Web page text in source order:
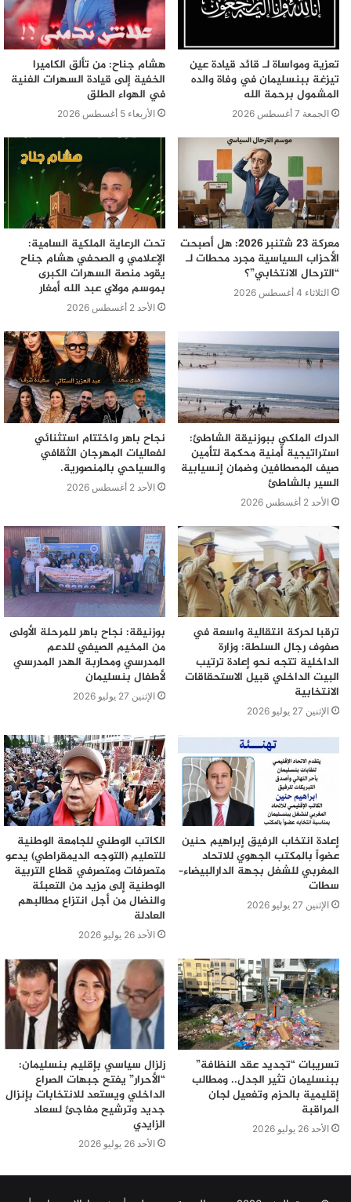
تعزية ومواساة لـ قائد قيادة عين
تيزغة ببنسليمان في وفاة والده
المشمول برحمة الله
الجمعة 7 أغسطس 2026
هشام جناح: من تألق الكاميرا
الخفية إلى قيادة السهرات الفنية
في الهواء الطلق
الأربعاء 5 أغسطس 2026
معركة 23 شتنبر 2026: هل أصبحت
الأحزاب السياسية مجرد محطات لـ
“الترحال الانتخابي”؟
الثلاثاء 4 أغسطس 2026
تحت الرعاية الملكية السامية:
الإعلامي و الصحفي هشام جناح
يقود منصة السهرات الكبرى
بموسم مولاي عبد الله أمغار
الأحد 2 أغسطس 2026
الدرك الملكي ببوزنيقة الشاطئ:
استراتيجية أمنية محكمة لتأمين
صيف المصطافين وضمان إنسيابية
السير بالشاطئ
الأحد 2 أغسطس 2026
نجاح باهر واختتام استثنائي
لفعاليات المهرجان الثقافي
والسياحي بالمنصورية.
الأحد 2 أغسطس 2026
ترقبا لحركة انتقالية واسعة في
صفوف رجال السلطة: وزارة
الداخلية تتجه نحو إعادة ترتيب
البيت الداخلي قبيل الاستحقاقات
الانتخابية
الإثنين 27 يوليو 2026
بوزنيقة: نجاح باهر للمرحلة الأولى
من المخيم الصيفي للدعم
المدرسي ومحاربة الهدر المدرسي
لأطفال بنسليمان
الإثنين 27 يوليو 2026
إعادة انتخاب الرفيق إبراهيم حنين
عضواً بالمكتب الجهوي للاتحاد
المغربي للشغل بجهة الدارالبيضاء–
سطات
الإثنين 27 يوليو 2026
الكاتب الوطني للجامعة الوطنية
للتعليم (التوجه الديمقراطي) يدعو
متصرفات ومتصرفي قطاع التربية
الوطنية إلى مزيد من التعبئة
والنضال من أجل انتزاع مطالبهم
العادلة
الأحد 26 يوليو 2026
تسريبات “تجديد عقد النظافة”
ببنسليمان تثير الجدل.. ومطالب
إقليمية بالحزم وتفعيل لجان
المراقبة
الأحد 26 يوليو 2026
زلزال سياسي بإقليم بنسليمان:
“الأحرار” يفتح جبهات الصراع
الداخلي ويستعد للانتخابات بإنزال
جديد وترشيح مفاجئ لسعاد
الزايدي
الأحد 26 يوليو 2026